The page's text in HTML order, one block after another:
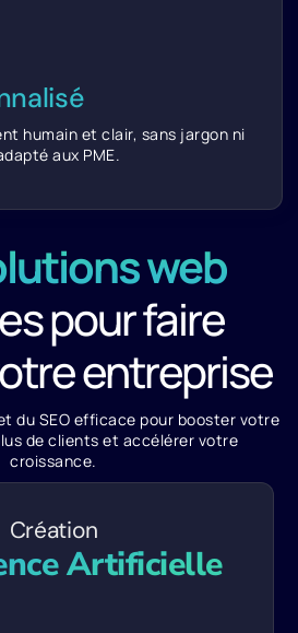
humain et clair, sans jargon ni
aux PME.
web
pour faire
entreprise
du SEO efficace pour booster votre
de clients et accélérer votre
croissance.
Création
Artificielle